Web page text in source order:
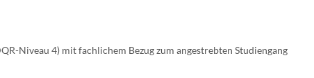
Niveau 4) mit fachlichem Bezug zum angestrebten Studiengang